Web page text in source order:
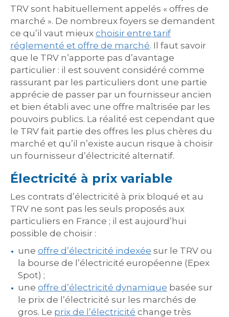
TRV sont habituellement appelés « offres de
marché ». De nombreux foyers se demandent
ce qu’il vaut mieux choisir entre tarif
réglementé et offre de marché. Il faut savoir
que le TRV n’apporte pas d’avantage
particulier : il est souvent considéré comme
rassurant par les particuliers dont une partie
apprécie de passer par un fournisseur ancien
et bien établi avec une offre maîtrisée par les
pouvoirs publics. La réalité est cependant que
le TRV fait partie des offres les plus chères du
marché et qu’il n’existe aucun risque à choisir
un fournisseur d’électricité alternatif.
Électricité à prix variable
Les contrats d’électricité à prix bloqué et au
TRV ne sont pas les seuls proposés aux
particuliers en France ; il est aujourd’hui
possible de choisir :
une offre d’électricité indexée sur le TRV ou
la bourse de l’électricité européenne (Epex
Spot) ;
une offre d’électricité dynamique basée sur
le prix de l’électricité sur les marchés de
gros. Le prix de l’électricité change très